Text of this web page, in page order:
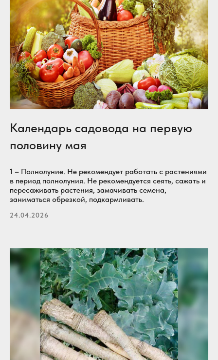
Календарь садовода на первую
половину мая
1 – Полнолуние. Не рекомендует работать с растениями
в период полнолуния. Не рекомендуется сеять, сажать и
пересаживать растения, замачивать семена,
заниматься обрезкой, подкармливать.
24.04.2026